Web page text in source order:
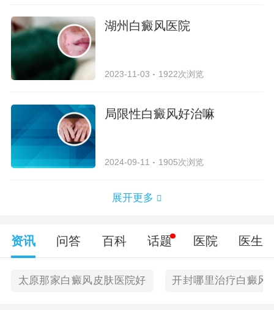
湖州白癜风医院
2023-11-03 1922次浏览
局限性白癜风好治嘛
2024-09-11 1905次浏览
展开更多
资讯 问答 百科 话题 医院 医生
太原那家白癜风皮肤医院好 开封哪里治疗白癜风